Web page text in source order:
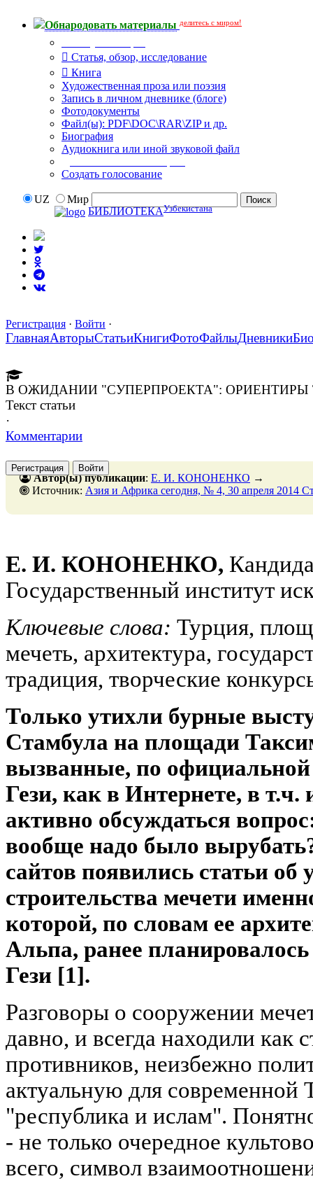
Обнародовать материалы делитесь с миром!
Статья, обзор, исследование
Книга
Художественная проза или поэзия
Запись в личном дневнике (блоге)
Фотодокументы
Файл(ы): PDF\DOC\RAR\ZIP и др.
Биография
Аудиокнига или иной звуковой файл
Создать голосование
UZ
Мир
БИБЛИОТЕКАУзбекистана
Регистрация · Войти ·
ГлавнаяАвторыСтатьиКнигиФотоФайлыДневники
В ОЖИДАНИИ "СУПЕРПРОЕКТА": ОРИЕНТИРЫ
Текст статьи
·
Комментарии
Регистрация Войти
Автор(ы) публикации: Е. И. КОНОНЕНКО →
Источник: Азия и Африка сегодня, № 4, 30 апреля 2014
Е. И. КОНОНЕНКО,
Государственный институт
Ключевые слова: Турция,
мечеть, архитектура,
традиция, творческие
Только утихли бурные
Стамбула на площади
вызванные, по
Гези, как в Интернете, в т.ч.
активно обсуждаться
вообще надо было
сайтов появились статьи об
строительства мечети
которой, по словам ее
Альпа, ранее
Гези [1].
Разговоры о сооружении
давно, и всегда находили как
противников, неизбежно
актуальную для современной
"республика и ислам".
- не только очередное
всего, символ